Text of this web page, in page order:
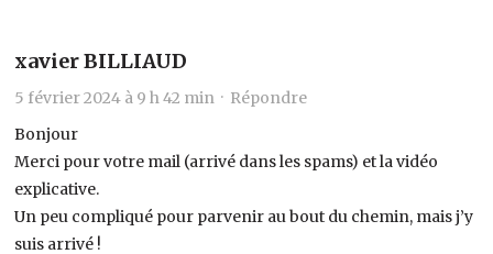
xavier BILLIAUD
5 février 2024 à 9 h 42 min · Répondre
Bonjour
Merci pour votre mail (arrivé dans les spams) et la vidéo
explicative.
Un peu compliqué pour parvenir au bout du chemin, mais j’y
suis arrivé !